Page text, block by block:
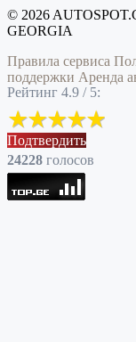
© 2026
GEORGIA
Правила сервиса
поддержки Аренда
Рейтинг 4.9 / 5:
Подтвердить
24228 голоcов